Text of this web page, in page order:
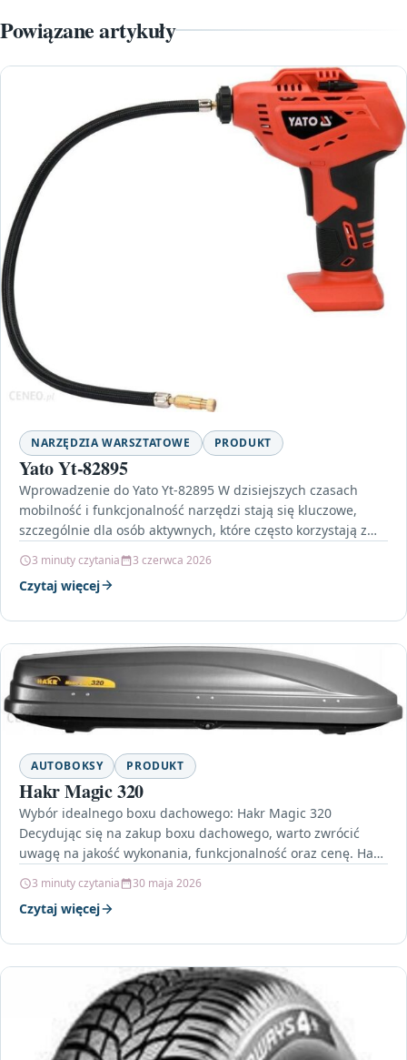
Powiązane artykuły
NARZĘDZIA WARSZTATOWE PRODUKT
Yato Yt-82895
Wprowadzenie do Yato Yt-82895 W dzisiejszych czasach
mobilność i funkcjonalność narzędzi stają się kluczowe,
szczególnie dla osób aktywnych, które często korzystają z
3 minuty czytania 3 czerwca 2026
Czytaj więcej
AUTOBOKSY PRODUKT
Hakr Magic 320
Wybór idealnego boxu dachowego: Hakr Magic 320
Decydując się na zakup boxu dachowego, warto zwrócić
uwagę na jakość wykonania, funkcjonalność oraz cenę. Hakr
3 minuty czytania 30 maja 2026
Czytaj więcej